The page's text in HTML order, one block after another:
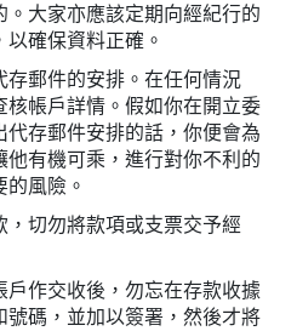
。大家亦應該定期向經紀行的
確保資料正確。
存郵件的安排。在任何情況
核帳戶詳情。假如你在開立委
存郵件安排的話，你便會為
他有機可乘，進行對你不利的
風險。
，切勿將款項或支票交予經
作交收後，勿忘在存款收據
號碼，並加以簽署，然後才將